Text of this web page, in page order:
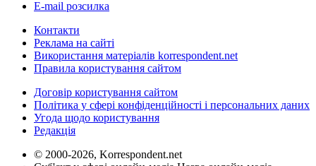
E-mail розсилка
Контакти
Реклама на сайті
Використання матеріалів korrespondent.net
Правила користування сайтом
Договір користування сайтом
Політика у сфері конфіденційності і персональних даних
Угода щодо користування
Редакція
© 2000-2026, Korrespondent.net